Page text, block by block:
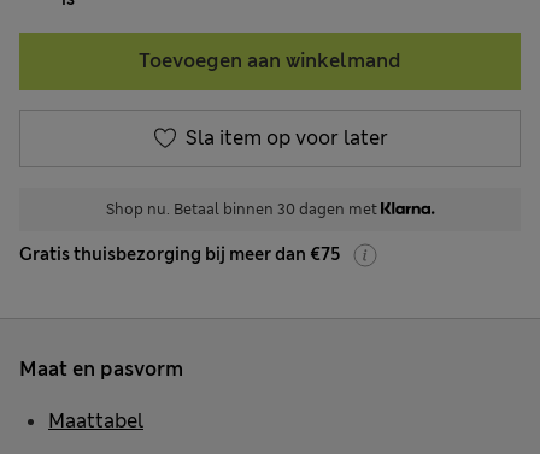
Toevoegen aan winkelmand
Sla item op voor later
Shop nu. Betaal binnen 30 dagen met
Gratis thuisbezorging bij meer dan €75
Maat en pasvorm
Maattabel